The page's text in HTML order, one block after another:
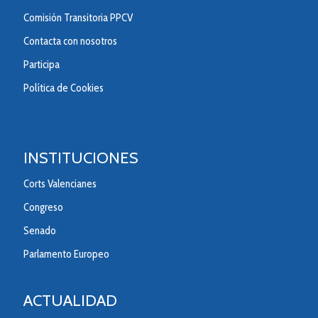
Comisión Transitoria PPCV
Contacta con nosotros
Participa
Política de Cookies
INSTITUCIONES
Corts Valencianes
Congreso
Senado
Parlamento Europeo
ACTUALIDAD